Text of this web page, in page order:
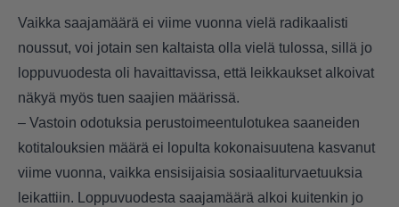
Vaikka saajamäärä ei viime vuonna vielä radikaalisti
noussut, voi jotain sen kaltaista olla vielä tulossa, sillä jo
loppuvuodesta oli havaittavissa, että leikkaukset alkoivat
näkyä myös tuen saajien määrissä.
– Vastoin odotuksia perustoimeentulotukea saaneiden
kotitalouksien määrä ei lopulta kokonaisuutena kasvanut
viime vuonna, vaikka ensisijaisia sosiaaliturvaetuuksia
leikattiin. Loppuvuodesta saajamäärä alkoi kuitenkin jo